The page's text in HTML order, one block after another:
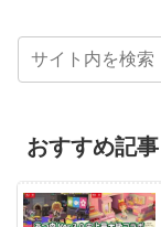
おすすめ記事